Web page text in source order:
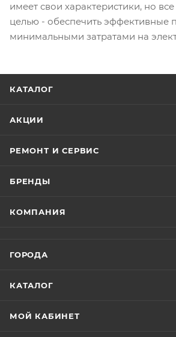
имеет свои характеристики, но
целью - обеспечить эффективные
минимальными затратами на
КАТАЛОГ
АКЦИИ
РЕМОНТ И СЕРВИС
БРЕНДЫ
КОМПАНИЯ
ГОРОДА
КАТАЛОГ
МОЙ КАБИНЕТ